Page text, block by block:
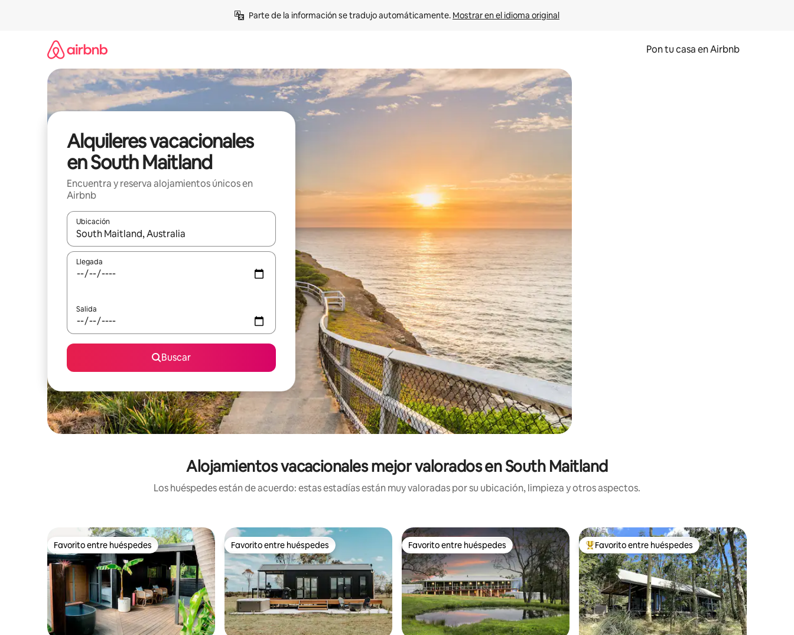
Parte de la información se tradujo automáticamente. Mostrar en el idioma original
Pon tu casa en Airbnb
Alquileres vacacionales
en South Maitland
Encuentra y reserva alojamientos únicos en
Airbnb
Ubicación
Cuando los resultados estén disponibles, navega con las teclas de flecha hacia arriba y hacia abajo o explora con el tacto o desliza el dedo.
Llegada
Salida
Buscar
Alojamientos vacacionales mejor valorados en South Maitland
Los huéspedes están de acuerdo: estas estadías están muy valoradas por su ubicación, limpieza y otros aspectos.
Favorito entre huéspedes
Favorito entre huéspedes Favorito entre huéspedes
Favorito entre huéspedes Favorito entre huéspedes
Favorito entre huéspedes Favorito entre huéspedes preferido
Favorito entre huéspedes